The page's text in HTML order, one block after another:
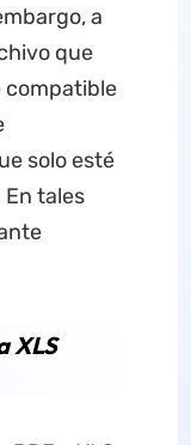
a
que
compatible
solo esté
tales
XLS